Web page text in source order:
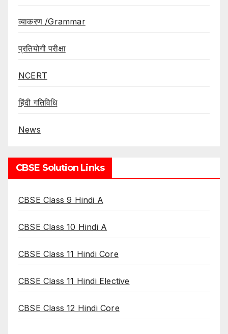
व्याकरण /Grammar
प्रतियोगी परीक्षा
NCERT
हिंदी गतिविधि
News
CBSE Solution Links
CBSE Class 9 Hindi A
CBSE Class 10 Hindi A
CBSE Class 11 Hindi Core
CBSE Class 11 Hindi Elective
CBSE Class 12 Hindi Core